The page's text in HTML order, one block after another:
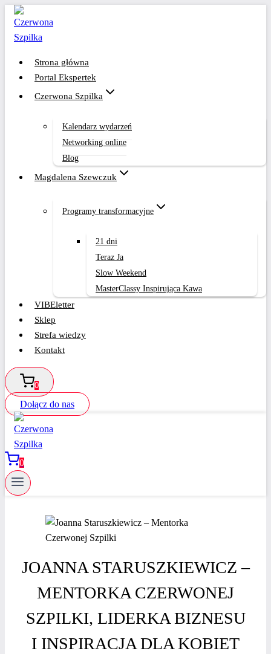
Przejdź
treści
Strona główna
Portal Ekspertek
Czerwona Szpilka
Kalendarz wydarzeń
Networking online
Blog
Magdalena Szewczuk
Programy transformacyjne
21 dni
Teraz Ja
Slow Weekend
MasterClassy Inspirująca Kawa
VIBEletter
Sklep
Strefa wiedzy
Kontakt
0
Dołącz do nas
0
JOANNA STARUSZKIEWICZ –
MENTORKA CZERWONEJ
SZPILKI, LIDERKA BIZNESU
I INSPIRACJA DLA KOBIET